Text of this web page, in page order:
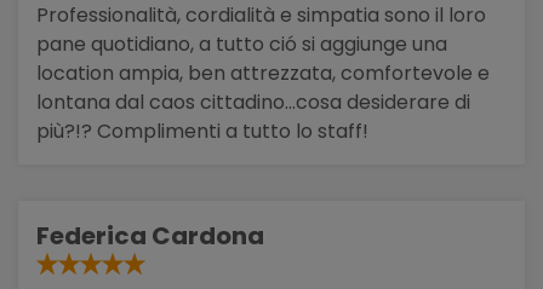
Professionalità, cordialità e simpatia sono il loro
pane quotidiano, a tutto ció si aggiunge una
location ampia, ben attrezzata, comfortevole e
lontana dal caos cittadino...cosa desiderare di
più?!? Complimenti a tutto lo staff!
Federica Cardona